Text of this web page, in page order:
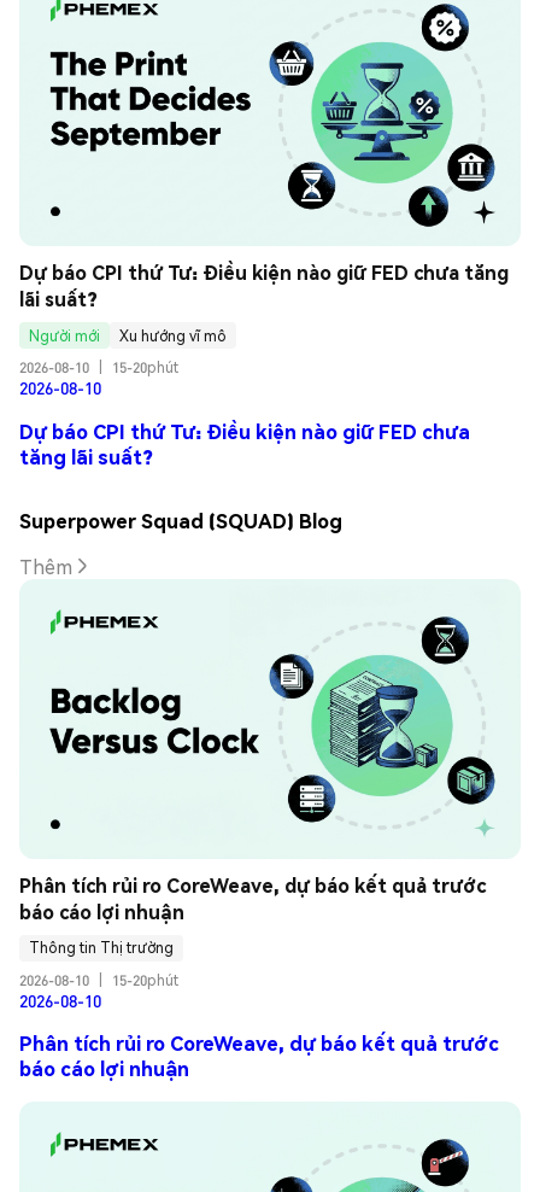
Dự báo CPI thứ Tư: Điều kiện nào giữ FED chưa tăng
lãi suất?
Người mới
Xu hướng vĩ mô
2026-08-10
15-20phút
2026-08-10
Dự báo CPI thứ Tư: Điều kiện nào giữ FED chưa
tăng lãi suất?
Superpower Squad (SQUAD) Blog
Thêm
Phân tích rủi ro CoreWeave, dự báo kết quả trước
báo cáo lợi nhuận
Thông tin Thị trường
2026-08-10
15-20phút
2026-08-10
Phân tích rủi ro CoreWeave, dự báo kết quả trước
báo cáo lợi nhuận